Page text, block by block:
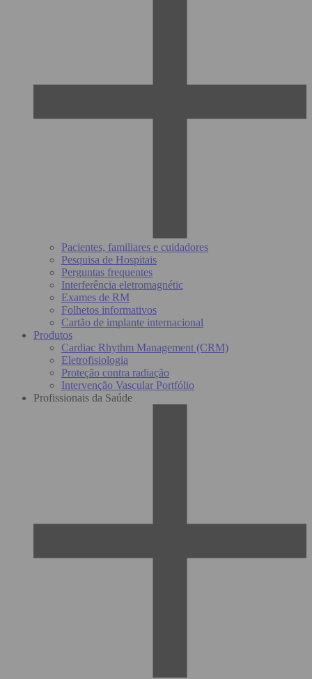
Pacientes, familiares e cuidadores
Pesquisa de Hospitais
Perguntas frequentes
Interferência eletromagnétic
Exames de RM
Folhetos informativos
Cartão de implante internacional
Produtos
Cardiac Rhythm Management (CRM)
Eletrofisiologia
Proteção contra radiação
Intervenção Vascular Portfólio
Profissionais da Saúde